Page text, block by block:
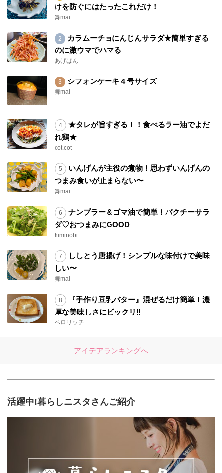
けを防ぐにはたったこれだけ！
舞mai
カラムーチョにんじんサラダ★簡単すぎる
のに激ウマでハマる
あげぱん
シフォンケーキ４号サイズ
舞mai
★タレが旨すぎる！！食べるラー油でよだ
れ鶏★
cot.cot
いんげんが主役の煮物！思わずいんげんの
つまみ食いが止まらない〜
舞mai
ナンプラー＆ゴマ油で簡単！パクチーサラ
ダ♡おつまみにGOOD
himinobi
ししとう唐揚げ！シンプルな味付けで美味
しい〜
舞mai
『手作り豆乳バター』混ぜるだけ簡単！濃
厚な美味しさにビックリ‼︎
ベロリッチ
アイデアランキングへ
活躍中!暮らしニスタさんご紹介